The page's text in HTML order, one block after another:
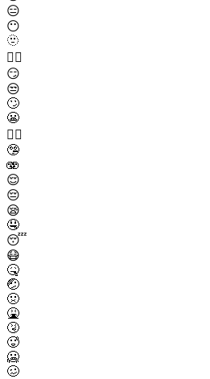
😑
😶
🫥
😶‍🌫️
😏
😒
🙄
😬
😮‍💨
🤥
🫨
😌
😔
😪
🤤
😴
😷
🤒
🤕
🤢
🤮
🤧
🥵
🥶
🥴